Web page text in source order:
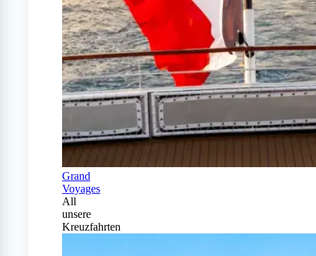
Grand
Voyages
All
unsere
Kreuzfahrten